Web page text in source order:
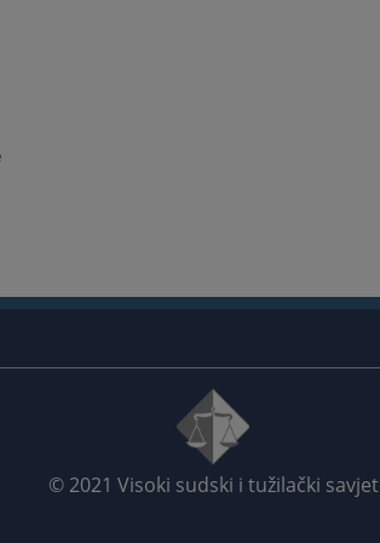
© 2021 Visoki sudski i tužilački savjet